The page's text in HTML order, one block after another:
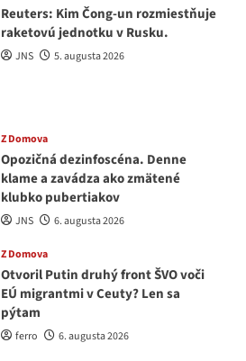
Reuters: Kim Čong-un rozmiestňuje
raketovú jednotku v Rusku.
JNS 5. augusta 2026
Z Domova
Opozičná dezinfoscéna. Denne
klame a zavádza ako zmätené
klubko pubertiakov
JNS 6. augusta 2026
Z Domova
Otvoril Putin druhý front ŠVO voči
EÚ migrantmi v Ceuty? Len sa
pýtam
ferro 6. augusta 2026